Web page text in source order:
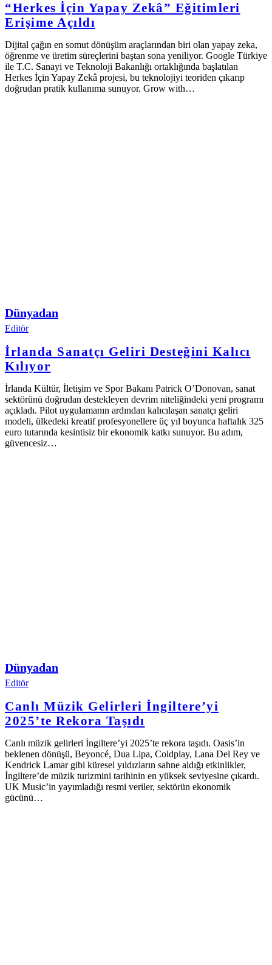
“Herkes İçin Yapay Zekâ” Eğitimleri
Erişime Açıldı
Dijital çağın en somut dönüşüm araçlarından biri olan yapay zeka,
öğrenme ve üretim süreçlerini baştan sona yeniliyor. Google Türkiye
ile T.C. Sanayi ve Teknoloji Bakanlığı ortaklığında başlatılan
Herkes İçin Yapay Zekâ projesi, bu teknolojiyi teoriden çıkarıp
doğrudan pratik kullanıma sunuyor. Grow with…
Dünyadan
Editör
İrlanda Sanatçı Geliri Desteğini Kalıcı
Kılıyor
İrlanda Kültür, İletişim ve Spor Bakanı Patrick O’Donovan, sanat
sektörünü doğrudan destekleyen devrim niteliğindeki yeni programı
açıkladı. Pilot uygulamanın ardından kalıcılaşan sanatçı geliri
modeli, ülkedeki kreatif profesyonellere üç yıl boyunca haftalık 325
euro tutarında kesintisiz bir ekonomik katkı sunuyor. Bu adım,
güvencesiz…
Dünyadan
Editör
Canlı Müzik Gelirleri İngiltere’yi
2025’te Rekora Taşıdı
Canlı müzik gelirleri İngiltere’yi 2025’te rekora taşıdı. Oasis’in
beklenen dönüşü, Beyoncé, Dua Lipa, Coldplay, Lana Del Rey ve
Kendrick Lamar gibi küresel yıldızların sahne aldığı etkinlikler,
İngiltere’de müzik turizmini tarihinin en yüksek seviyesine çıkardı.
UK Music’in yayımladığı resmi veriler, sektörün ekonomik
gücünü…